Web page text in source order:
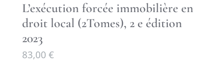
L’exécution forcée immobilière en
droit local (2Tomes), 2 e édition
2023
83,00 €